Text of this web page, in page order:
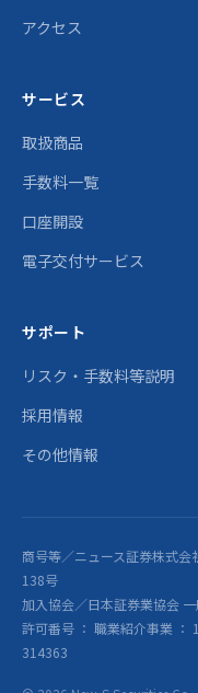
アクセス
サービス
取扱商品
手数料一覧
口座開設
電子交付サービス
サポート
リスク・手数料等説明
採用情報
その他情報
商号等／ニュース証券株式
138号
加入協会／日本証券業協会
許可番号 ： 職業紹介事業 ：
314363